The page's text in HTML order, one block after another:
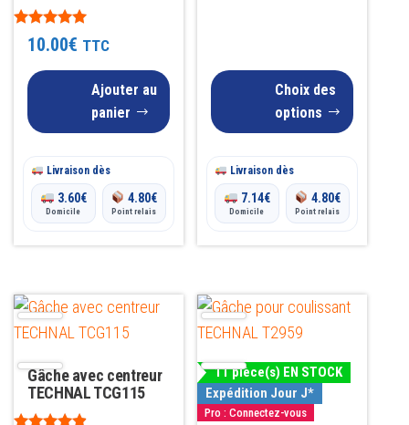
Note
4.9110.00€ TTC
Ajouter au
panier
Livraison dès
3.60€
Domicile
4.80€
Point relais
Choix des
options
page
produit
Livraison dès
7.14€
Domicile
4.80€
Point relais
Gâche avec centreur
TECHNAL TCG115
11 pièce(s) EN STOCK
Expédition Jour J*
Pro : Connectez-vous